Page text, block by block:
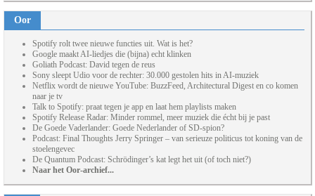
Oor
Spotify rolt twee nieuwe functies uit. Wat is het?
Google maakt AI-liedjes die (bijna) echt klinken
Goliath Podcast: David tegen de reus
Sony sleept Udio voor de rechter: 30.000 gestolen hits in AI-muziek
Netflix wordt de nieuwe YouTube: BuzzFeed, Architectural Digest en co komen
naar je tv
Talk to Spotify: praat tegen je app en laat hem playlists maken
Spotify Release Radar: Minder rommel, meer muziek die écht bij je past
De Goede Vaderlander: Goede Nederlander of SD-spion?
Podcast: Final Thoughts Jerry Springer – van serieuze politicus tot koning van de
stoelengevec
De Quantum Podcast: Schrödinger’s kat legt het uit (of toch niet?)
Naar het Oor-archief...